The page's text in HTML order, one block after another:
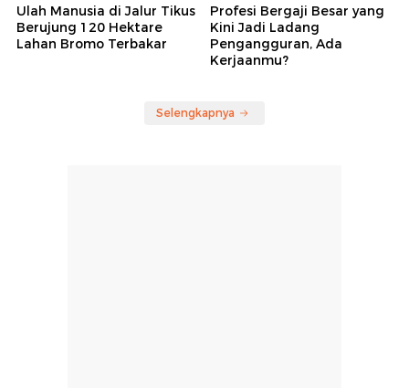
Ulah Manusia di Jalur Tikus
Berujung 120 Hektare
Lahan Bromo Terbakar
Profesi Bergaji Besar yang
Kini Jadi Ladang
Pengangguran, Ada
Kerjaanmu?
Selengkapnya